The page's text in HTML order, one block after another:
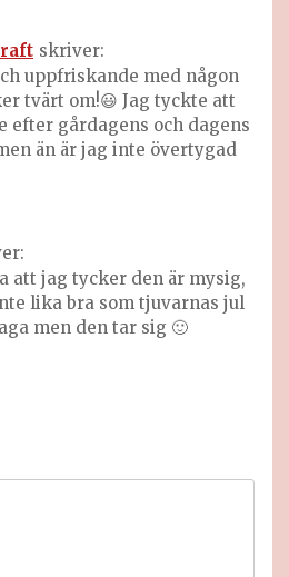
skriver:
uppfriskande med någon
tvärt om!😃 Jag tyckte att
efter gårdagens och dagens
än är jag inte övertygad
att jag tycker den är mysig,
lika bra som tjuvarnas jul
men den tar sig 🙂